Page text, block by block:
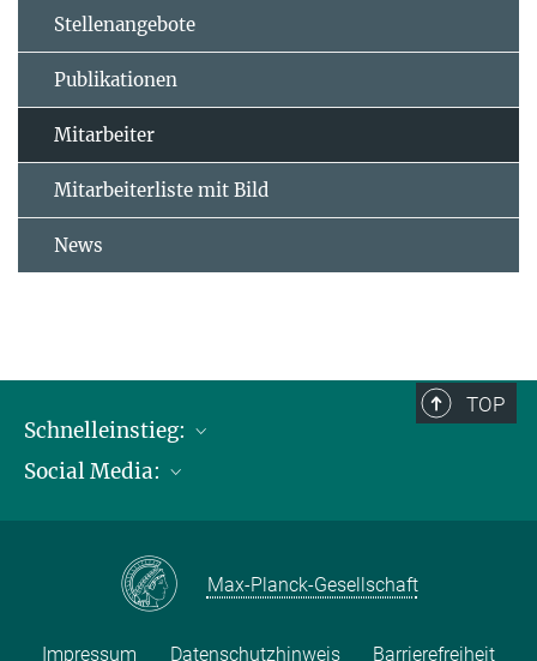
Stellenangebote
Publikationen
Mitarbeiter
Mitarbeiterliste mit Bild
News
TOP
Schnelleinstieg:
Publikationen
Kontakt und Anfahrtsbeschreibung
Social Media:
Max-Planck-Gesellschaft
Impressum Datenschutzhinweis Barrierefreiheit